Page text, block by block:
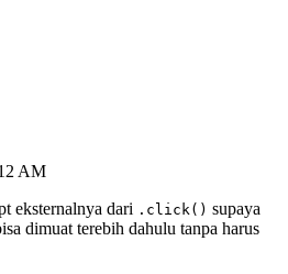
AM
eksternalnya dari .click() supaya
dimuat terebih dahulu tanpa harus